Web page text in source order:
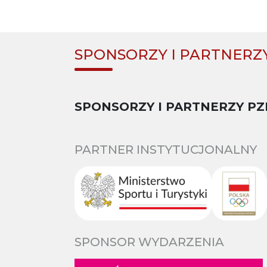
SPONSORZY I
SPONSORZY I PARTNERZY
PARTNER INSTYTUCJONALNY
SPONSOR WYDARZENIA